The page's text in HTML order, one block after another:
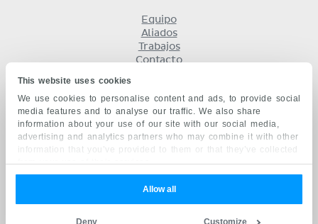
This website uses cookies
We use cookies to personalise content and ads, to provide social
media features and to analyse our traffic. We also share
information about your use of our site with our social media,
advertising and analytics partners who may combine it with other
information that you’ve provided to them or that they’ve collected
from your use of their services.
Allow all
Customize
Deny
Equipo
Aliados
Trabajos
Contacto
Términos y condiciones
Privacidad
KENHUB EN...
English
русский